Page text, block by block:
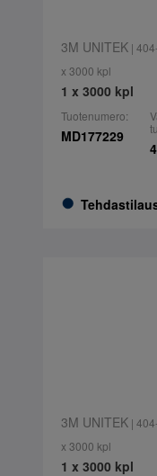
3M UNITEK|
x 3000 kpl
1 x 3000 kpl
Tuotenumero:
MD177229
3M UNITEK|
x 3000 kpl
1 x 3000 kpl